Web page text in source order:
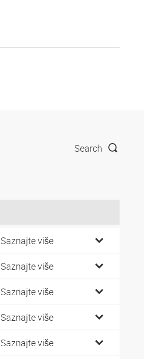
Search
Saznajte više
Saznajte više
Saznajte više
Saznajte više
Saznajte više